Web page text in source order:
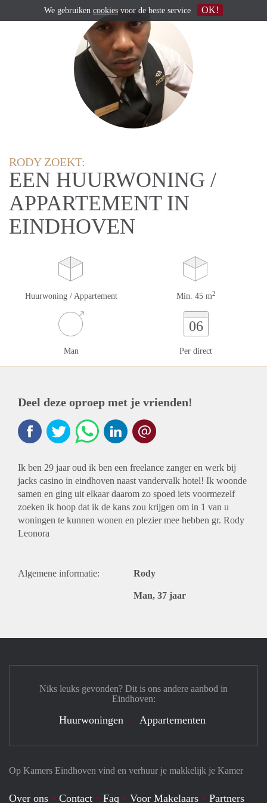
RODY ZOEKT:
EEN HUURWONING /
APPARTEMENT IN
EINDHOVEN
Huurwoning / Appartement Min. 45 m2
Man
06
Per direct
Deel deze oproep met je vrienden!
Ik ben 29 jaar oud ik ben een freelance zanger en werk bij
jacks casino in eindhoven naast vandervalk hotel! Ik woonde
samen en ging uit elkaar daarom zo spoed iets voormezelf
zoeken ik hoop dat ik de kans zou krijgen om in 1 van u
woningen te kunnen wonen en plezier mee hebben gr. Rody
Leonora
Algemene informatie: Rody
Man, 37 jaar
Op Kamers Eindhoven vind en verhuur je makkelijk je Kamer
Over ons Contact Faq Voor Makelaars Partners
Niks leuks gevonden? Dit is ons andere aanbod in
Eindhoven:
Huurwoningen Appartementen
We gebruiken cookies voor de beste service OK!